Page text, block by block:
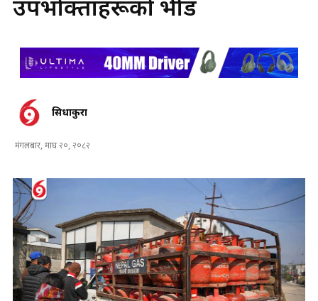
उपभोक्ताहरूको भीड
सिधाकुरा
मंगलबार, माघ २०, २०८२